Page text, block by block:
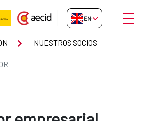
EN-GB
NUESTROS SOCIOS